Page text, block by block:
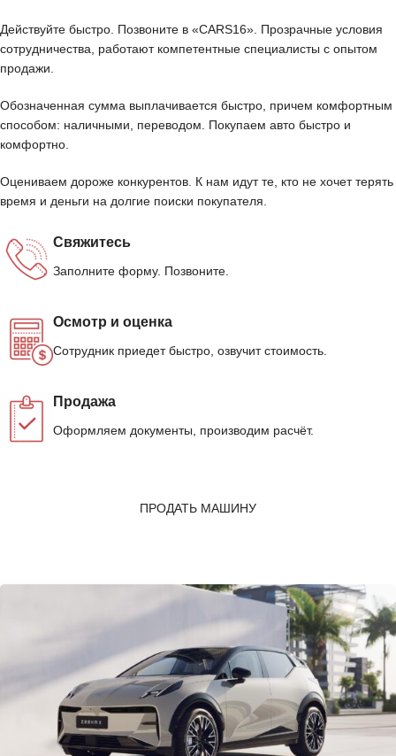
Действуйте быстро. Позвоните в «CARS16». Прозрачные условия
сотрудничества, работают компетентные специалисты с опытом
продажи.
Обозначенная сумма выплачивается быстро, причем комфортным
способом: наличными, переводом. Покупаем авто быстро и
комфортно.
Оцениваем дороже конкурентов. К нам идут те, кто не хочет терять
время и деньги на долгие поиски покупателя.
Свяжитесь
Заполните форму. Позвоните.
Осмотр и оценка
Сотрудник приедет быстро, озвучит стоимость.
Продажа
Оформляем документы, производим расчёт.
ПРОДАТЬ МАШИНУ